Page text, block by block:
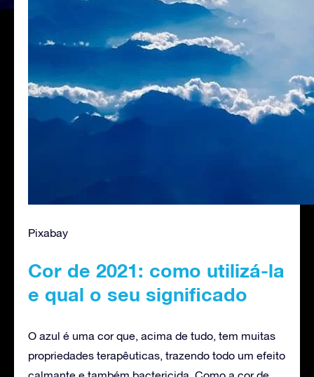
Pixabay
Cor de 2021: como utilizá-la
e qual o seu significado
O azul é uma cor que, acima de tudo, tem muitas
propriedades terapêuticas, trazendo todo um efeito